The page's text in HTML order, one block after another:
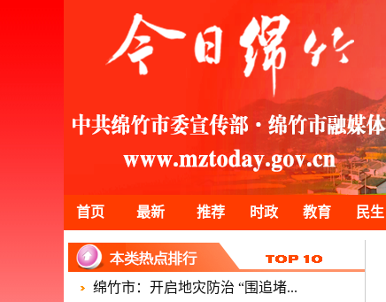
首页 最新 推荐 时政 教育 民生
绵竹市：开启地灾防治 “围追堵...